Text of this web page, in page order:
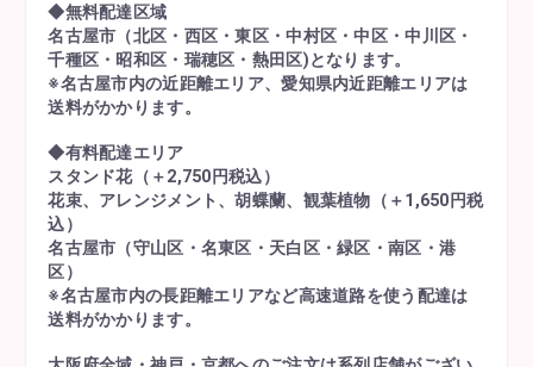
◆無料配達区域
名古屋市（北区・西区・東区・中村区・中区・中川区・
千種区・昭和区・瑞穂区・熱田区)となります。
※名古屋市内の近距離エリア、愛知県内近距離エリアは
送料がかかります。
◆有料配達エリア
スタンド花（＋2,750円税込）
花束、アレンジメント、胡蝶蘭、観葉植物（＋1,650円税
込）
名古屋市（守山区・名東区・天白区・緑区・南区・港
区）
※名古屋市内の長距離エリアなど高速道路を使う配達は
送料がかかります。